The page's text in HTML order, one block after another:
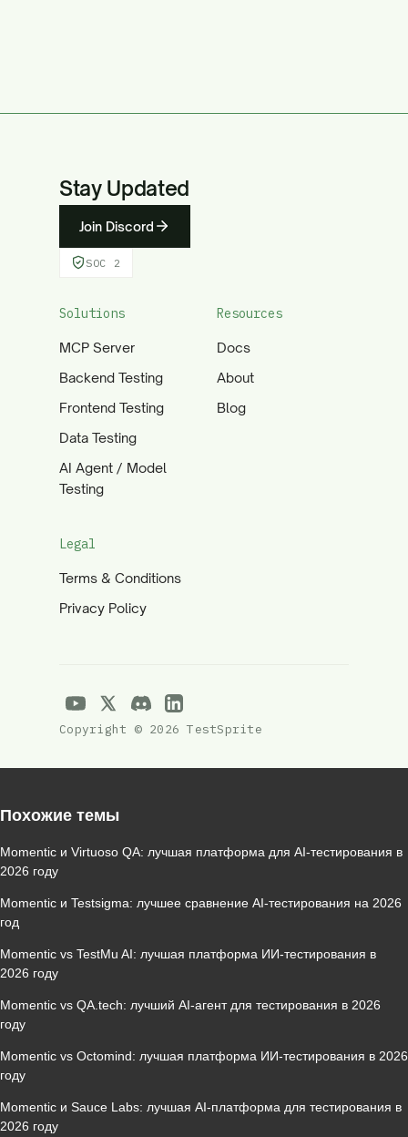
Stay Updated
Join Discord
SOC 2
Solutions
MCP Server
Backend Testing
Frontend Testing
Data Testing
AI Agent / Model
Testing
Resources
Docs
About
Blog
Legal
Terms & Conditions
Privacy Policy
Copyright © 2026 TestSprite
Похожие темы
Momentic и Virtuoso QA: лучшая платформа для AI‑тестирования в
2026 году
Momentic и Testsigma: лучшее сравнение AI‑тестирования на 2026
год
Momentic vs TestMu AI: лучшая платформа ИИ‑тестирования в
2026 году
Momentic vs QA.tech: лучший AI‑агент для тестирования в 2026
году
Momentic vs Octomind: лучшая платформа ИИ‑тестирования в 2026
году
Momentic и Sauce Labs: лучшая AI‑платформа для тестирования в
2026 году